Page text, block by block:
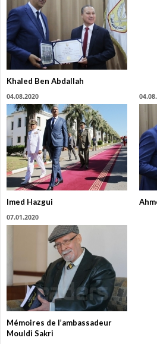
Khaled Ben Abdallah
04.08.2020
Imed Hazgui
07.01.2020
Mémoires de l’ambassadeur
Mouldi Sakri